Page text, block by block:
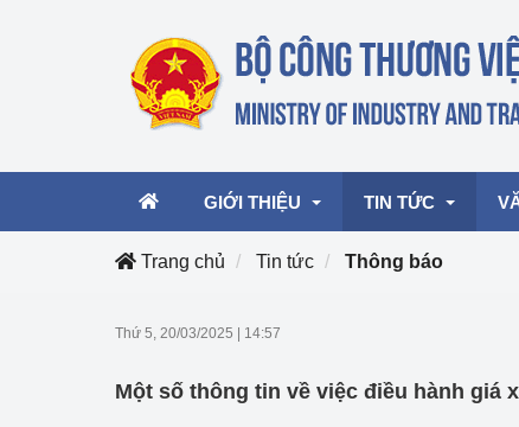
GIỚI THIỆU TIN TỨC
mại, Dịch vụ Việt
Trang chủ Tin tức Thông báo
Thứ 5, 20/03/2025 14:57
Một số thông tin về việc điều hành giá